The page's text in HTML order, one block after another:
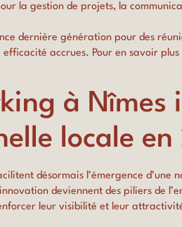
la gestion de projets, la
dernière génération pour des
accrues. Pour en savoir plus
à Nîmes
locale
désormais l’émergence d’une
deviennent des piliers de
leur visibilité et leur